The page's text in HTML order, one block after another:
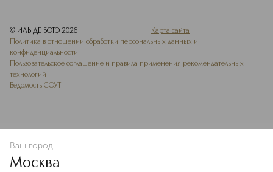
В КОРЗИНУ
© ИЛЬ ДЕ БОТЭ 2026
Карта сайта
Политика в отношении обработки персональных данных и
конфиденциальности
Пользовательское соглашение и правила применения рекомендательных
технологий
Ведомость СОУТ
Ваш город
Москва